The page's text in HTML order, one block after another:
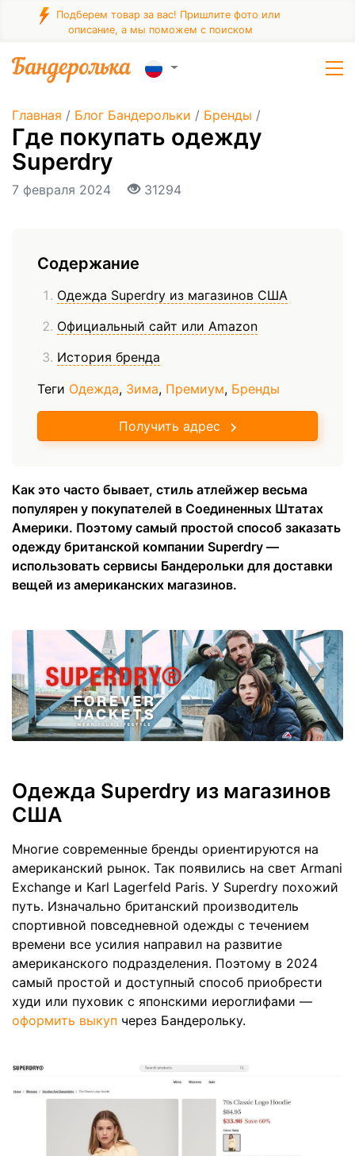
Подберем товар за вас! Пришлите фото или
описание, а мы поможем с поиском
Главная / Блог Бандерольки / Бренды /
Где покупать одежду
Superdry
7 февраля 2024 31294
Содержание
Одежда Superdry из магазинов США
Официальный сайт или Amazon
История бренда
Теги Одежда, Зима, Премиум, Бренды
Получить адрес
Как это часто бывает, стиль атлейжер весьма
популярен у покупателей в Соединенных Штатах
Америки. Поэтому самый простой способ заказать
одежду британской компании Superdry —
использовать сервисы Бандерольки для доставки
вещей из американских магазинов.
Одежда Superdry из магазинов
США
Многие современные бренды ориентируются на
американский рынок. Так появились на свет Armani
Exchange и Karl Lagerfeld Paris. У Superdry похожий
путь. Изначально британский производитель
спортивной повседневной одежды с течением
времени все усилия направил на развитие
американского подразделения. Поэтому в 2024
самый простой и доступный способ приобрести
худи или пуховик с японскими иероглифами —
оформить выкуп через Бандерольку.